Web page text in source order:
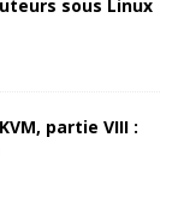
sous Linux
partie VIII :